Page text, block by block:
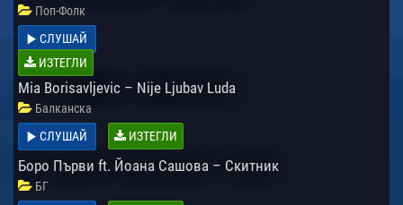
Поп-Фолк
СЛУШАЙ
ИЗТЕГЛИ
Mia Borisavljevic – Nije Ljubav Luda
Балканска
СЛУШАЙ
ИЗТЕГЛИ
Боро Първи ft. Йоана Сашова – Скитник
БГ